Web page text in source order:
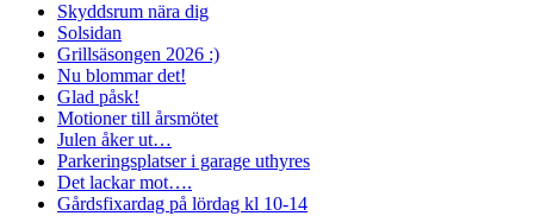
Skyddsrum nära dig
Solsidan
Grillsäsongen 2026 :)
Nu blommar det!
Glad påsk!
Motioner till årsmötet
Julen åker ut…
Parkeringsplatser i garage uthyres
Det lackar mot….
Gårdsfixardag på lördag kl 10-14